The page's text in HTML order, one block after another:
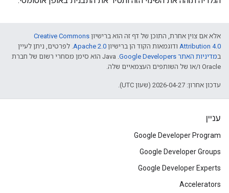
אלא אם צוין אחרת, התוכן של דף זה הוא ברישיון Creative Commons
Attribution 4.0 ודוגמאות הקוד הן ברישיון Apache 2.0. לפרטים, ניתן לעיין
במדיניות האתר Google Developers‏
.‏ Java הוא סימן מסחרי רשום של חברת
Oracle ו/או של השותפים העצמאיים שלה.
עדכון אחרון: 2026-04-27 (שעון UTC).
עניין
Google Developer Program
Google Developer Groups
Google Developer Experts
Accelerators